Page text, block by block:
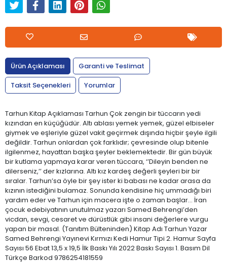
Ürün Açıklaması
Garanti ve Teslimat
Taksit Seçenekleri
Yorumlar
Tarhun Kitap Açıklaması Tarhun Çok zengin bir tüccarın yedi
kızından en küçüğüdür. Altı ablası yemek yemek, güzel elbiseler
giymek ve eşleriyle güzel vakit geçirmek dışında hiçbir şeyle ilgili
değildir. Tarhun onlardan çok farklıdır; çevresinde olup bitenle
ilgilenmez, hayattan başka şeyler beklemektedir. Bir gün büyük
bir kutlama yapmaya karar veren tüccara, ‘’Dileyin benden ne
dilerseniz,’’ der kızlarına. Altı kız kardeş değerli şeyleri bir bir
sıralar. Tarhun’sa öyle bir şey ister ki babası ne kadar arasa da
kızının istediğini bulamaz. Sonunda kendisine hiç ummadığı biri
yardım eder ve Tarhun için macera işte o zaman başlar… İran
çocuk edebiyatının unutulmaz yazarı Samed Behrengi’den
vicdan, sevgi, cesaret ve dürüstlük gibi insani değerlere vurgu
yapan bir masal. (Tanıtım Bülteninden) Kitap Adı Tarhun Yazar
Samed Behrengi Yayınevi Kırmızı Kedi Hamur Tipi 2. Hamur Sayfa
Sayısı 56 Ebat 13,5 x 19,5 İlk Baskı Yılı 2022 Baskı Sayısı 1. Basım Dil
Türkçe Barkod 9786254181559